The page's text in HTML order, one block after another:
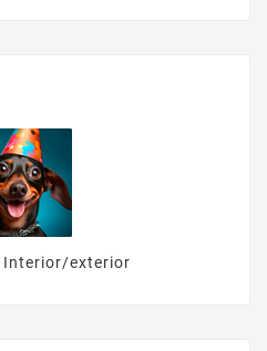
Interior/exterior